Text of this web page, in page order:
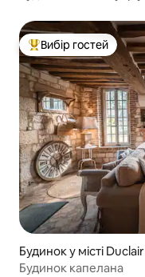
Топ вибір гостей
Вибір гостей
Будинок у місті Duclair
Будинок капелана